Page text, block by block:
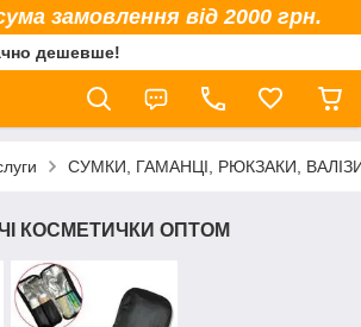
замовлення від 2000 грн.
дешевше!
СУМКИ, ГАМАНЦІ, РЮКЗАКИ,
КОСМЕТИЧКИ ОПТОМ